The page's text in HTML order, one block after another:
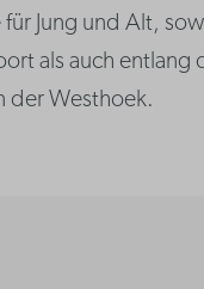
Jung und Alt,
als auch entlang
der Westhoek.